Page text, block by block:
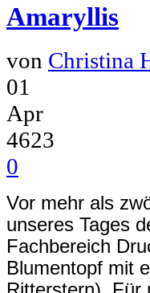
Amaryllis
von Christina
01
Apr
4623
0
Vor mehr als
unseres Tages
Fachbereich
Blumentopf mit